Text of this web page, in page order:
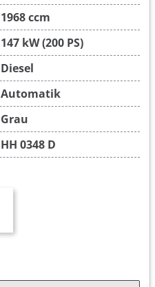
1968 ccm
147 kW (200 PS)
Diesel
Automatik
Grau
HH 0348 D